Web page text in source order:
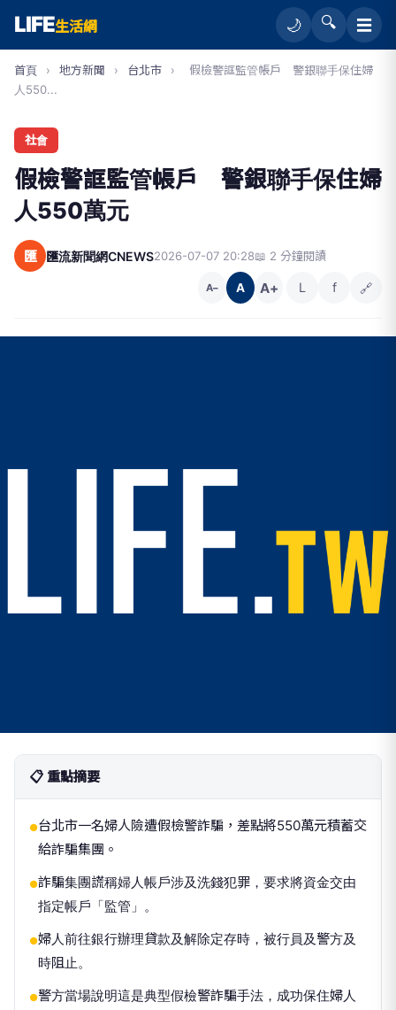
LIFE生活網 🌙 🔍 ☰
首頁 › 地方新聞 › 台北市 ›
假檢警誆監管帳戶 警銀聯手保住婦
人550...
社會
假檢警誆監管帳戶 警銀聯手保住婦
人550萬元
匯 匯流新聞網CNEWS2026-07-07 20:28📖 2 分鐘閱讀
A− A A+ L f 🔗
📋 重點摘要
●台北市一名婦人險遭假檢警詐騙，差點將550萬元積蓄交
給詐騙集團。
●詐騙集團謊稱婦人帳戶涉及洗錢犯罪，要求將資金交由
指定帳戶「監管」。
●婦人前往銀行辦理貸款及解除定存時，被行員及警方及
時阻止。
●警方當場說明這是典型假檢警詐騙手法，成功保住婦人